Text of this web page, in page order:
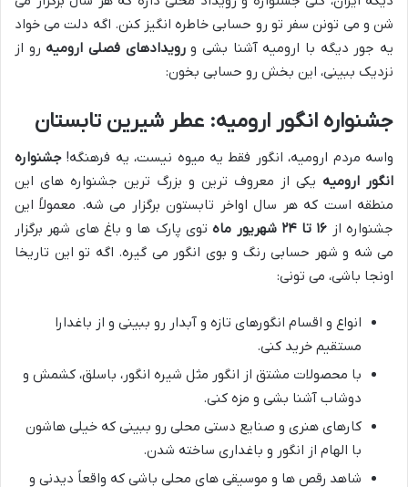
شن و می تونن سفر تو رو حسابی خاطره انگیز کنن. اگه دلت می خواد
یه جور دیگه با ارومیه آشنا بشی ورویدادهای فصلی ارومیه رو از
نزدیک ببینی، این بخش رو حسابی بخون:
جشنواره انگور ارومیه: عطر شیرین تابستان
واسه مردم ارومیه، انگور فقط یه میوه نیست، یه فرهنگه! جشنواره
انگور ارومیه یکی از معروف ترین و بزرگ ترین جشنواره های این
منطقه است که هر سال اواخر تابستون برگزار می شه. معمولاً این
جشنواره از ۱۶ تا ۲۴ شهریور ماه
توی پارک ها و باغ های شهر برگزار
می شه و شهر حسابی رنگ و بوی انگور می گیره. اگه تو این تاریخا
اونجا باشی، می تونی:
انواع و اقسام انگورهای تازه و آبدار رو ببینی و از باغدارا
مستقیم خرید کنی.
با محصولات مشتق از انگور مثل شیره انگور، باسلق، کشمش و
دوشاب آشنا بشی و مزه کنی.
کارهای هنری و صنایع دستی محلی رو ببینی که خیلی هاشون
با الهام از انگور و باغداری ساخته شدن.
شاهد رقص ها و موسیقی های محلی باشی که واقعاً دیدنی و